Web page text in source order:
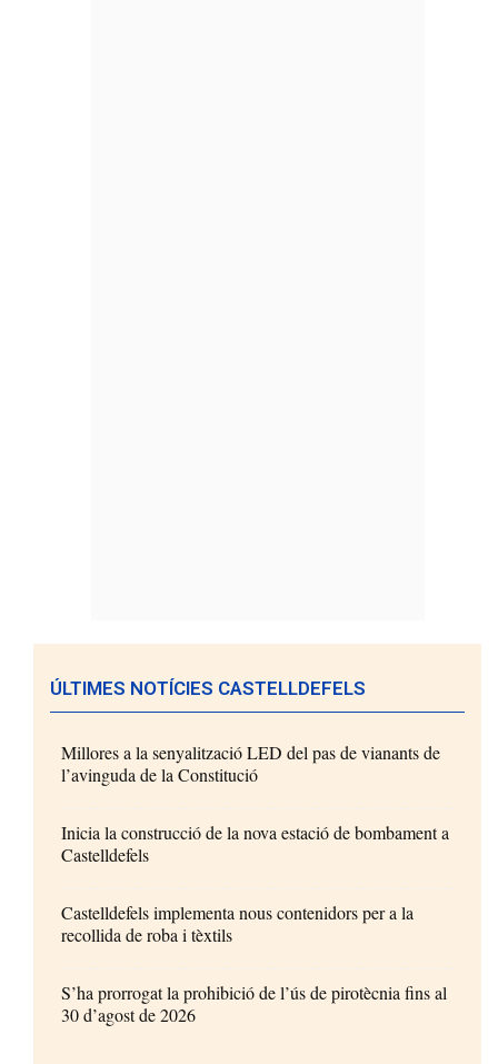
ÚLTIMES NOTÍCIES CASTELLDEFELS
Millores a la senyalització LED del pas de vianants de
l’avinguda de la Constitució
Inicia la construcció de la nova estació de bombament a
Castelldefels
Castelldefels implementa nous contenidors per a la
recollida de roba i tèxtils
S’ha prorrogat la prohibició de l’ús de pirotècnia fins al
30 d’agost de 2026